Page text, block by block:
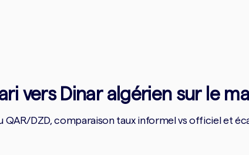
vers Dinar algérien sur le
DZD, comparaison taux informel vs officiel et